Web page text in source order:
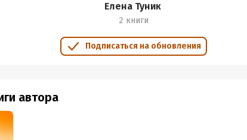
Елена Туник
2 книги
Подписаться на обновления
автора